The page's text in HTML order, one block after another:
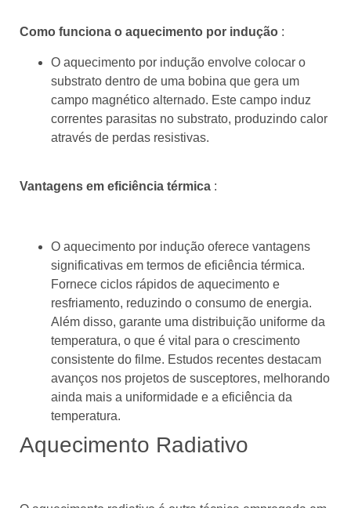
Como funciona o aquecimento por indução :
O aquecimento por indução envolve colocar o
substrato dentro de uma bobina que gera um
campo magnético alternado. Este campo induz
correntes parasitas no substrato, produzindo calor
através de perdas resistivas.
Vantagens em eficiência térmica :
O aquecimento por indução oferece vantagens
significativas em termos de eficiência térmica.
Fornece ciclos rápidos de aquecimento e
resfriamento, reduzindo o consumo de energia.
Além disso, garante uma distribuição uniforme da
temperatura, o que é vital para o crescimento
consistente do filme. Estudos recentes destacam
avanços nos projetos de susceptores, melhorando
ainda mais a uniformidade e a eficiência da
temperatura.
Aquecimento Radiativo